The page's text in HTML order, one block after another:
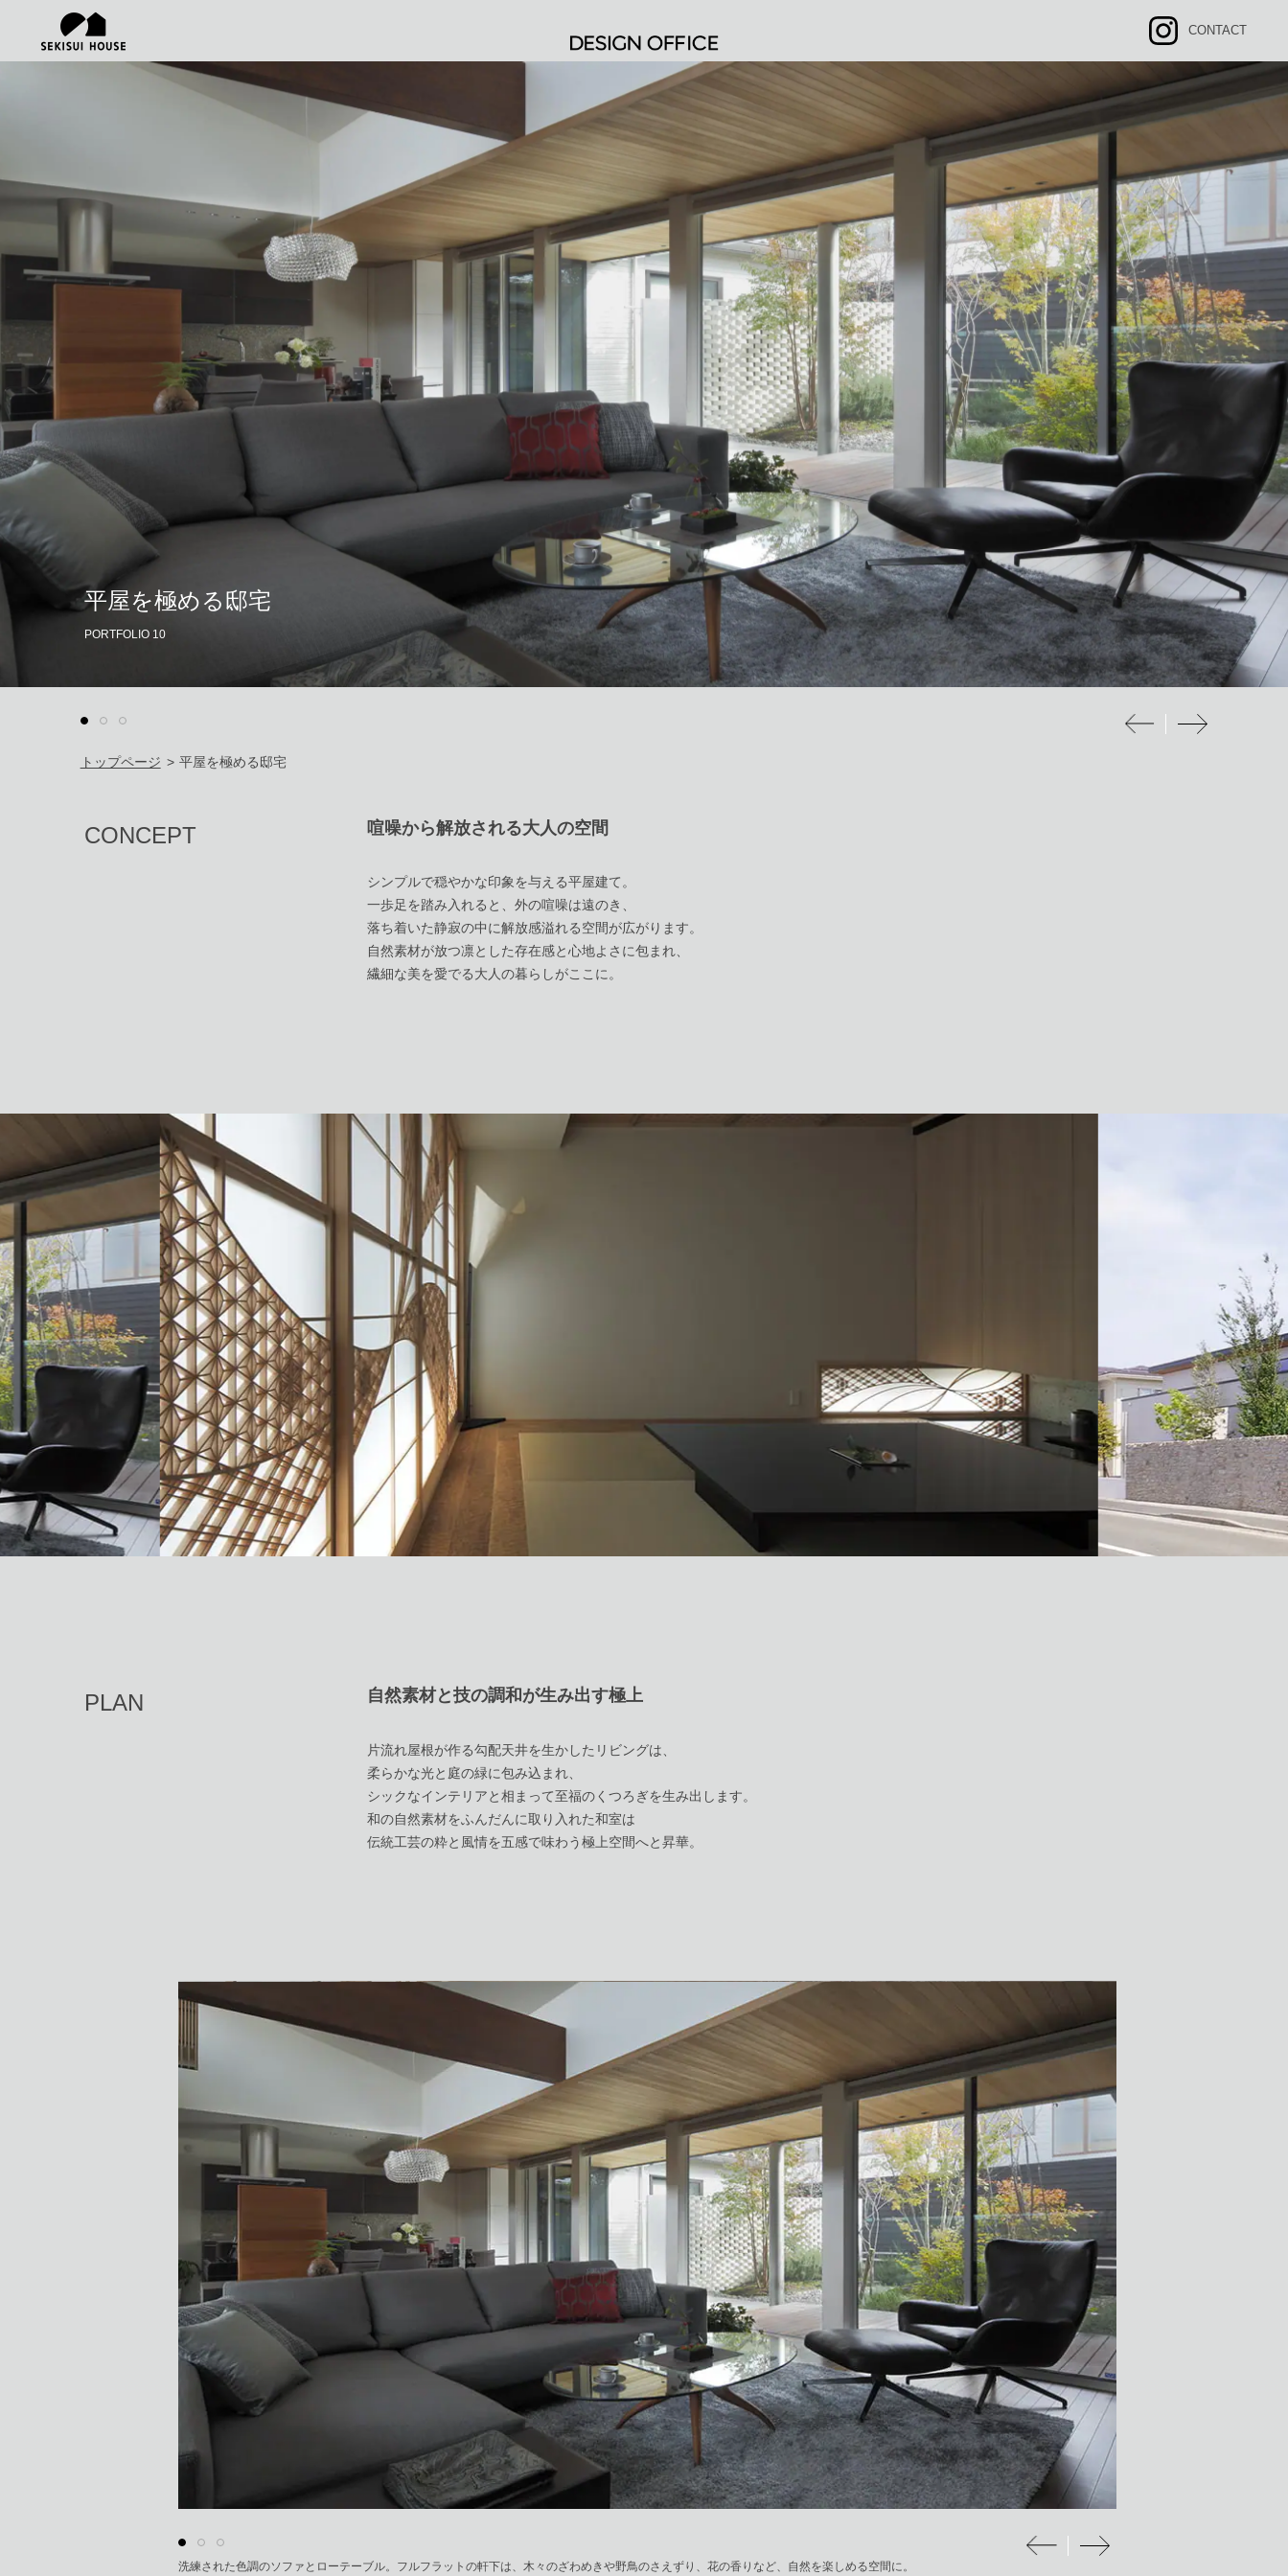
CONTACT
平屋を極める邸宅
PORTFOLIO 10
トップページ > 平屋を極める邸宅
CONCEPT 喧噪から解放される大人の空間
シンプルで穏やかな印象を与える平屋建て。
一歩足を踏み入れると、外の喧噪は遠のき、
落ち着いた静寂の中に解放感溢れる空間が広がります。
自然素材が放つ凛とした存在感と心地よさに包まれ、
繊細な美を愛でる大人の暮らしがここに。
PLAN 自然素材と技の調和が生み出す極上
片流れ屋根が作る勾配天井を生かしたリビングは、
柔らかな光と庭の緑に包み込まれ、
シックなインテリアと相まって至福のくつろぎを生み出します。
和の自然素材をふんだんに取り入れた和室は
伝統工芸の粋と風情を五感で味わう極上空間へと昇華。
洗練された色調のソファとローテーブル。フルフラットの軒下は、木々のざわめきや野鳥のさえずり、花の香りなど、自然を楽しめる空間に。
全国のDESIGN OFFICE